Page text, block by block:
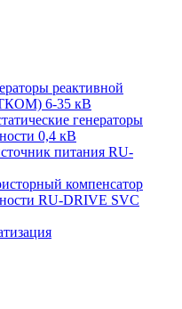
реактивной
6-35 кВ
генераторы
0,4 кВ
питания RU-
компенсатор
RU-DRIVE SVC